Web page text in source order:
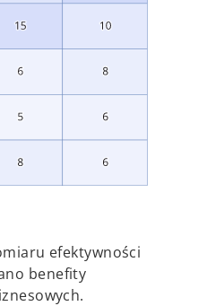
efektywności
benefity